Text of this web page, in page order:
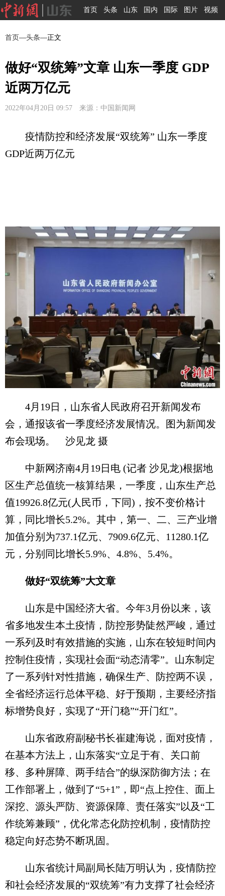
首页 头条 山东 国内 国际 图片 视频
首页—头条—正文
做好“双统筹”文章 山东一季度 GDP
近两万亿元
2022年04月20日 09:57 来源：中国新闻网
疫情防控和经济发展“双统筹” 山东一季度
GDP近两万亿元
4月19日，山东省人民政府召开新闻发布
会，通报该省一季度经济发展情况。图为新闻发
布会现场。 沙见龙 摄
中新网济南4月19日电 (记者 沙见龙)根据地
区生产总值统一核算结果，一季度，山东生产总
值19926.8亿元(人民币，下同)，按不变价格计
算，同比增长5.2%。其中，第一、二、三产业增
加值分别为737.1亿元、7909.6亿元、11280.1亿
元，分别同比增长5.9%、4.8%、5.4%。
做好“双统筹”大文章
山东是中国经济大省。今年3月份以来，该
省多地发生本土疫情，防控形势陡然严峻，通过
一系列及时有效措施的实施，山东在较短时间内
控制住疫情，实现社会面“动态清零”。山东制定
了一系列针对性措施，确保生产、防控两不误，
全省经济运行总体平稳、好于预期，主要经济指
标增势良好，实现了“开门稳”“开门红”。
山东省政府副秘书长崔建海说，面对疫情，
在基本方法上，山东落实“立足于有、关口前
移、多种屏障、两手结合”的纵深防御方法；在
工作部署上，做到了“5+1”，即“点上控住、面上
深挖、源头严防、资源保障、责任落实”以及“工
作统筹兼顾”，优化常态化防控机制，疫情防控
稳定向好态势不断巩固。
山东省统计局副局长陆万明认为，疫情防控
和社会经济发展的“双统筹”有力支撑了社会经济